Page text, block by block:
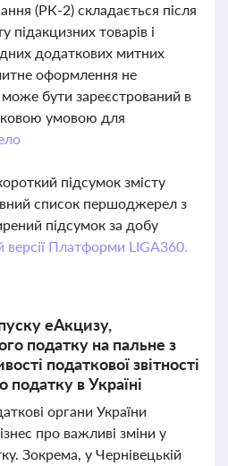
(РК-2) складається після
підакцизних товарів і
додаткових митних
оформлення не
бути зареєстрований в
умовою для
підсумок змісту
список першоджерел з
підсумок за добу
версії Платформи LIGA360.
еАкцизу,
податку на пальне з
податкової звітності
податку в Україні
органи України
про важливі зміни у
Зокрема, у Чернівецькій